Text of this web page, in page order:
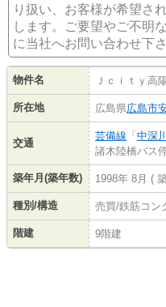
り扱い、お客様が希望さ
します。ご要望やご不明
に当社へお問い合わせ下さ
物件名 Ｊｃｉｔｙ高
所在地 広島県広島市
交通
芸備線 「中深川
諸木陸橋バス
築年月(築年数) 1998年 8月 (
種別/構造 売買/鉄筋コン
階建 9階建